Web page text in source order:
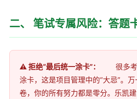
二、 笔试专属风险：答题
⚠️ 拒绝“最后统一涂卡”：
很多考
涂卡，这是项目管理中的“大忌”。
卷，你的所有努力都是零分。乐凯